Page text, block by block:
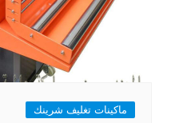
ماكينات تغليف شرينك